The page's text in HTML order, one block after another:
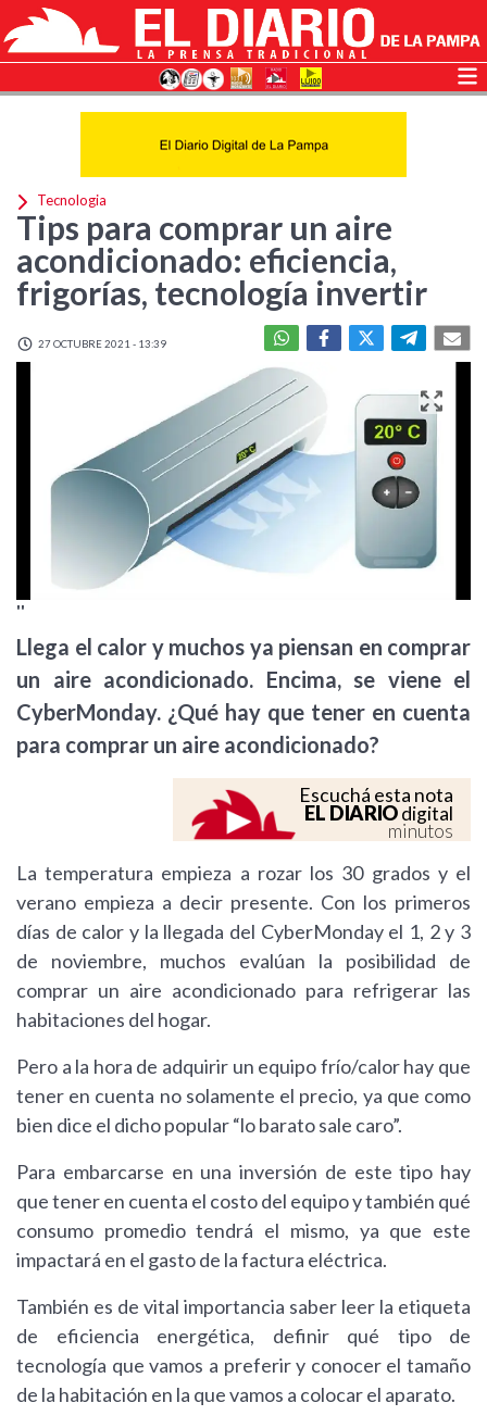
Tecnologia
Tips para comprar un aire
acondicionado: eficiencia,
frigorías, tecnología invertir
27 OCTUBRE 2021 - 13:39
''
Llega el calor y muchos ya piensan en comprar
un aire acondicionado. Encima, se viene el
CyberMonday. ¿Qué hay que tener en cuenta
para comprar un aire acondicionado?
Escuchá esta nota
EL DIARIOdigital
minutos
La temperatura empieza a rozar los 30 grados y el
verano empieza a decir presente. Con los primeros
días de calor y la llegada del CyberMonday el 1, 2 y 3
de noviembre, muchos evalúan la posibilidad de
comprar un aire acondicionado para refrigerar las
habitaciones del hogar.
Pero a la hora de adquirir un equipo frío/calor hay que
tener en cuenta no solamente el precio, ya que como
bien dice el dicho popular “lo barato sale caro”.
Para embarcarse en una inversión de este tipo hay
que tener en cuenta el costo del equipo y también qué
consumo promedio tendrá el mismo, ya que este
impactará en el gasto de la factura eléctrica.
También es de vital importancia saber leer la etiqueta
de eficiencia energética, definir qué tipo de
tecnología que vamos a preferir y conocer el tamaño
de la habitación en la que vamos a colocar el aparato.